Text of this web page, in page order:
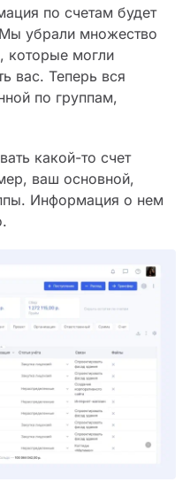
по счетам будет
убрали множество
которые могли
вас. Теперь вся
по группам,
какой-то счет
ваш основной,
Информация о нем